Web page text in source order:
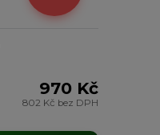
970 Kč
802 Kč bez DPH